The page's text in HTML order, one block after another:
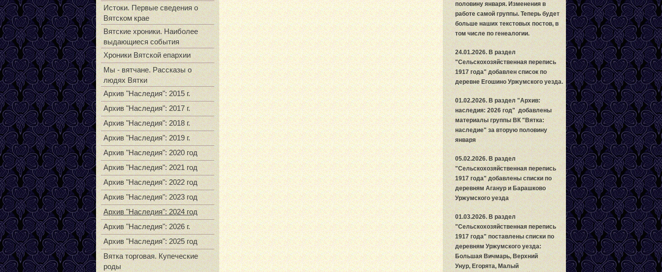
Истоки. Первые сведения о
Вятском крае
Вятские хроники. Наиболее
выдающиеся события
Хроники Вятской епархии
Мы - вятчане. Рассказы о
людях Вятки
Архив "Наследия": 2015 г.
Архив "Наследия": 2017 г.
Архив "Наследия": 2018 г.
Архив "Наследия": 2019 г.
Архив "Наследия": 2020 год
Архив "Наследия": 2021 год
Архив "Наследия": 2022 год
Архив "Наследия": 2023 год
Архив "Наследия": 2024 год
Архив "Наследия": 2026 г.
Архив "Наследия": 2025 год
Вятка торговая. Купеческие
роды
половину января. Изменения в
работе самой группы. Теперь будет
больше наших текстовых постов, в
том числе по генеалогии.
24.01.2026. В раздел
"Сельскохозяйственная перепись
1917 года" добавлен список по
деревне Егошино Уржумского уезда.
01.02.2026. В раздел "Архив:
наследия: 2026 год" добавлены
материалы группы ВК "Вятка:
наследие" за вторую половину
января
05.02.2026. В раздел
"Сельскохозяйственная перепись
1917 года" добавлены списки по
деревням Аганур и Барашково
Уржумского уезда
01.03.2026. В раздел
"Сельскохозяйственная перепись
1917 года" поставлены списки по
деревням Уржумского уезда:
Большая Вичмарь, Верхний
Унур, Егорята, Малый